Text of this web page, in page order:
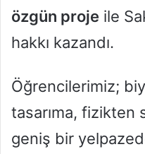
özgün proje ile
hakkı kazandı.
Öğrencilerimiz;
tasarıma, fizikten
geniş bir